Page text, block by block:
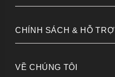
CHÍNH SÁCH & HỖ TRỢ
VỀ CHÚNG TÔI